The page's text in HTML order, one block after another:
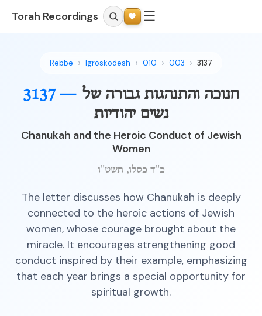
Torah Recordings ☰
Rebbe Igroskodesh 010 003 3137
3137 — חנוכה והתנהגות גבורה של
נשים יהודיות
Chanukah and the Heroic Conduct of Jewish
Women
כ"ד כסלו, תשט"ו
The letter discusses how Chanukah is deeply
connected to the heroic actions of Jewish
women, whose courage brought about the
miracle. It encourages strengthening good
conduct inspired by their example, emphasizing
that each year brings a special opportunity for
spiritual growth.